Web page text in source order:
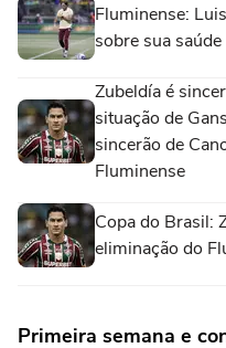
Fluminense:
sobre sua saúde
Zubeldía é
situação de
sincerão de
Fluminense
Copa do Brasil:
eliminação do
Primeira semana e